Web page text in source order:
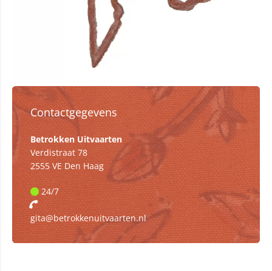
Contactgegevens
Betrokken Uitvaarten
Verdistraat 78
2555 VE Den Haag
24/7
gita@betrokkenuitvaarten.nl